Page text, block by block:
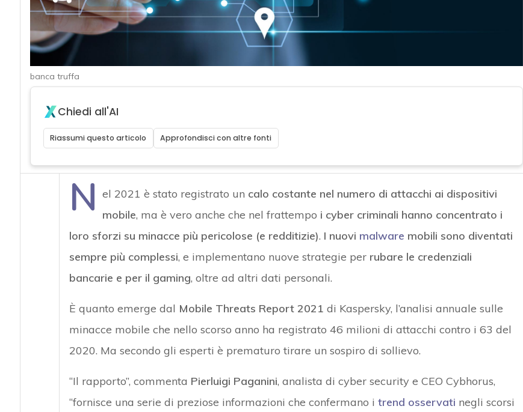
banca truffa
Chiedi all'AI
Riassumi questo articolo Approfondisci con altre fonti
N el 2021 è stato registrato un calo costante nel numero di attacchi ai dispositivi
mobile, ma è vero anche che nel frattempo i cyber criminali hanno concentrato i
loro sforzi su minacce più pericolose (e redditizie). I nuovi malware mobili sono diventati
sempre più complessi, e implementano nuove strategie per rubare le credenziali
bancarie e per il gaming, oltre ad altri dati personali.
È quanto emerge dal Mobile Threats Report 2021 di Kaspersky, l’analisi annuale sulle
minacce mobile che nello scorso anno ha registrato 46 milioni di attacchi contro i 63 del
2020. Ma secondo gli esperti è prematuro tirare un sospiro di sollievo.
“Il rapporto”, commenta Pierluigi Paganini, analista di cyber security e CEO Cybhorus,
“fornisce una serie di preziose informazioni che confermano i trend osservati negli scorsi
Attacchi hacker e Malware: le ultime news in tempo reale e gli approfondimenti